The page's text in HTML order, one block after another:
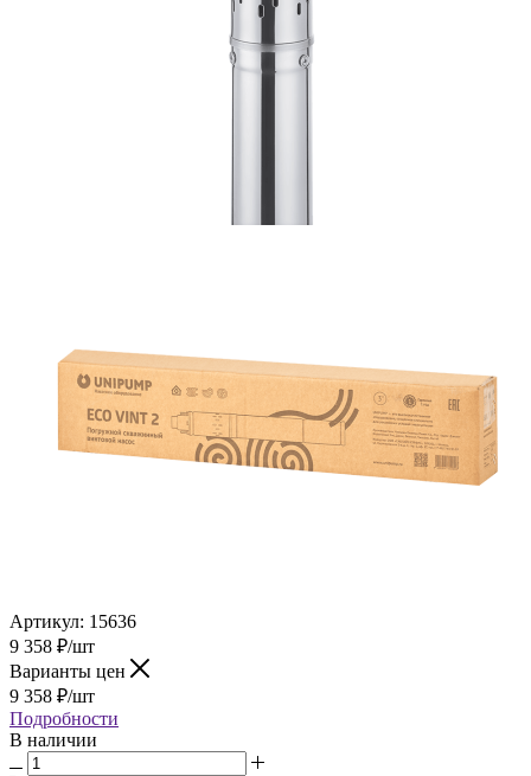
Артикул: 15636
9 358 ₽/шт
Варианты цен
9 358 ₽/шт
Подробности
В наличии